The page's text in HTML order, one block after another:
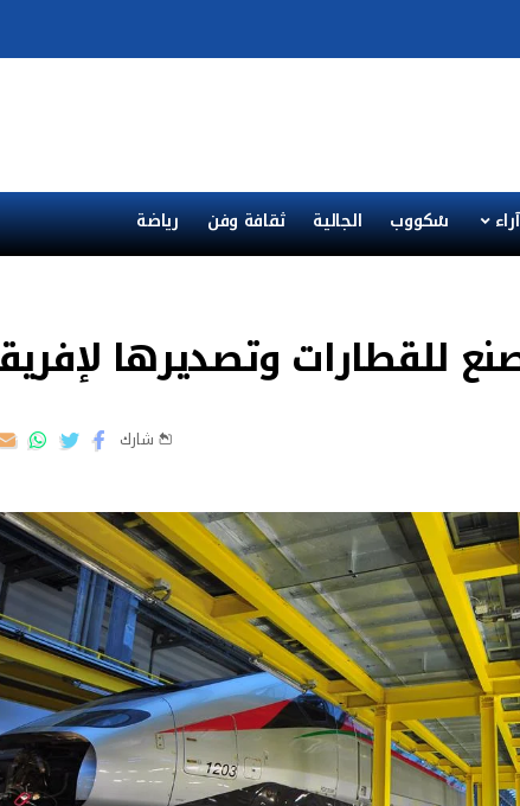
آراء سْكووب الجالية ثقافة وفن رياضة
للقطارات وتصديرها
شارك